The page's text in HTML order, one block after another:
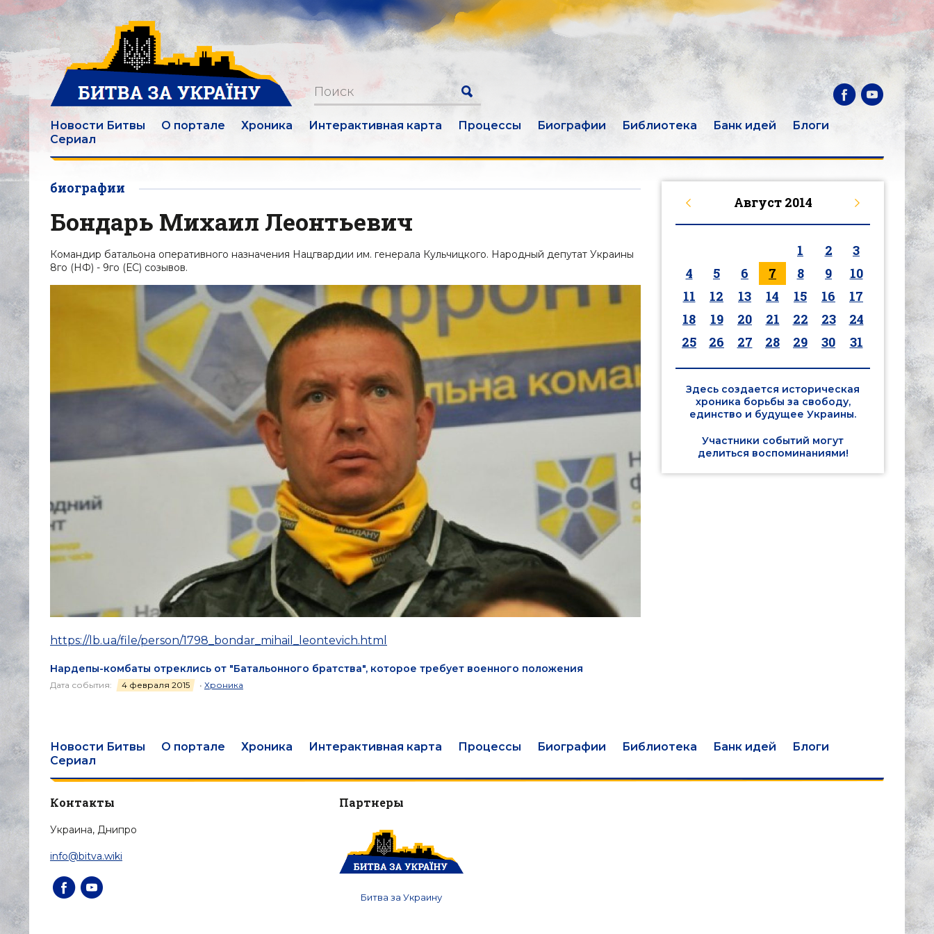
Новости Битвы О портале Хроника Интерактивная карта Процессы Биографии Библиотека Банк идей
Блоги
Сериал
биографии
Бондарь Михаил Леонтьевич
Командир батальона оперативного назначения Нацгвардии им. генерала Кульчицкого. Народный депутат Украины
8го (НФ) - 9го (ЕС) созывов.
https://lb.ua/file/person/1798_bondar_mihail_leontevich.html
Нардепы-комбаты отреклись от "Батальонного братства", которое требует военного положения
Дата события: 4 февраля 2015 • Хроника
Август 2014
1 2
3
4
5 6 7 8 9
10
11
12 13 14 15 16
17
18
19 20 21 22 23
24
25
26 27 28 29 30 31
Здесь создается историческая
хроника борьбы за свободу,
единство и будущее Украины.
Участники событий могут
делиться воспоминаниями!
Новости Битвы О портале Хроника Интерактивная карта Процессы Биографии Библиотека Банк идей
Блоги
Сериал
Контакты
Украина, Днипро
info@bitva.wiki
Партнеры
Битва за Украину